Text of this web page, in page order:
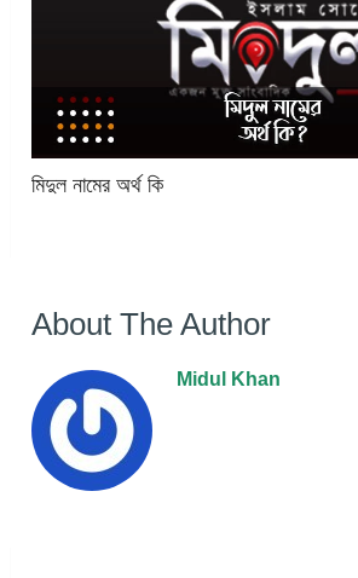
মিদুল নামের অর্থ কি
About The Author
Midul Khan